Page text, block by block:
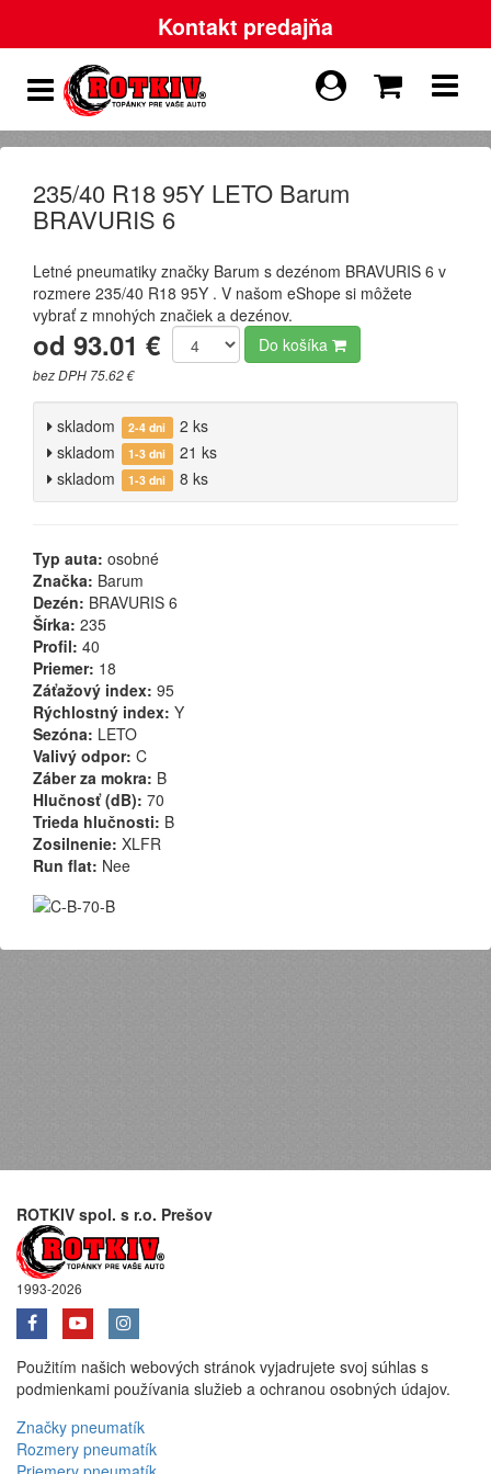
Kontakt predajňa
235/40 R18 95Y LETO Barum
BRAVURIS 6
Letné pneumatiky značky Barum s dezénom BRAVURIS 6 v
rozmere 235/40 R18 95Y . V našom eShope si môžete
vybrať z mnohých značiek a dezénov.
od 93.01 €
bez DPH 75.62 €
Do košíka
skladom 2-4 dni
2 ks
skladom
1-3 dni
21 ks
skladom
1-3 dni 8 ks
Typ auta: osobné
Značka: Barum
Dezén: BRAVURIS 6
Šírka: 235
Profil: 40
Priemer: 18
Záťažový index: 95
Rýchlostný index: Y
Sezóna: LETO
Valivý odpor: C
Záber za mokra: B
Hlučnosť (dB): 70
Trieda hlučnosti: B
Zosilnenie: XLFR
Run flat: Nee
ROTKIV spol. s r.o. Prešov
1993-2026
Použitím našich webových stránok vyjadrujete svoj súhlas s
podmienkami používania služieb a ochranou osobných údajov.
Značky pneumatík
Rozmery pneumatík